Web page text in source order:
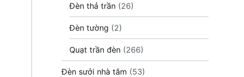
Đèn thả trần (26)
Đèn tường (2)
Quạt trần đèn (266)
Đèn sưởi nhà tắm (53)